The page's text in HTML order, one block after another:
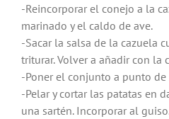
-Reincorporar el conejo a la
marinado y el caldo de ave.
-Sacar la salsa de la cazuela
triturar. Volver a añadir con la
-Poner el conjunto a punto de
-Pelar y cortar las patatas en
una sartén. Incorporar al